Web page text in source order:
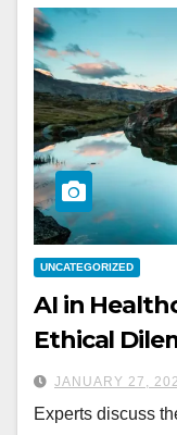
UNCATEGORIZED
AI in
Ethical
JANUARY 27,
Experts discuss